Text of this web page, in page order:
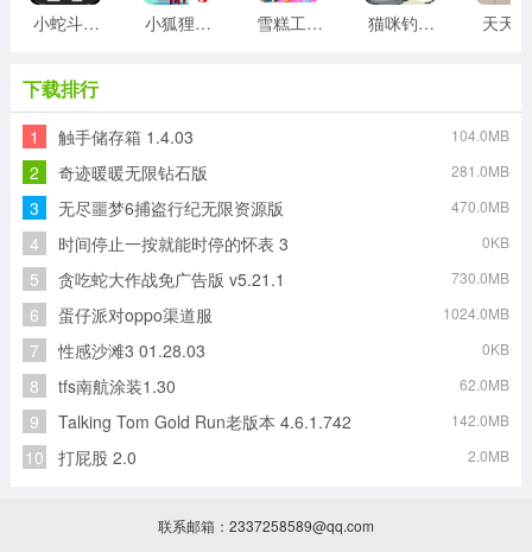
小蛇斗蜈蚣 小狐狸游戏 雪糕工厂游戏 猫咪钓鱼物语游戏 天天
下载排行
1 触手储存箱 1.4.03 104.0MB
2 奇迹暖暖无限钻石版 281.0MB
3 无尽噩梦6捕盗行纪无限资源版 470.0MB
4 时间停止一按就能时停的怀表 3 0KB
5 贪吃蛇大作战免广告版 v5.21.1 730.0MB
6 蛋仔派对oppo渠道服 1024.0MB
7 性感沙滩3 01.28.03 0KB
8 tfs南航涂装1.30 62.0MB
9 Talking Tom Gold Run老版本 4.6.1.742 142.0MB
10 打屁股 2.0 2.0MB
联系邮箱：2337258589@qq.com